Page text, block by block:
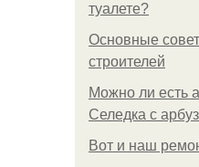
туалете?
Основные
строителей
Можно ли есть
Селедка с
Boт и наш